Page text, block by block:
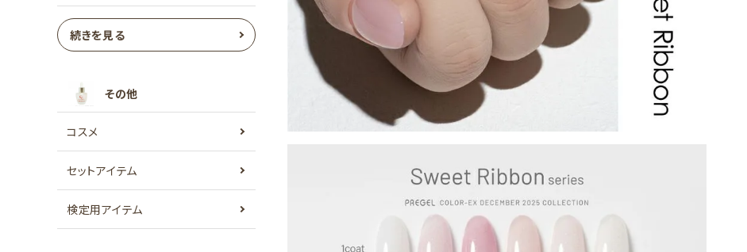
続きを見る
その他
コスメ
セットアイテム
検定用アイテム